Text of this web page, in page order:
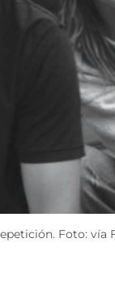
Foto: vía